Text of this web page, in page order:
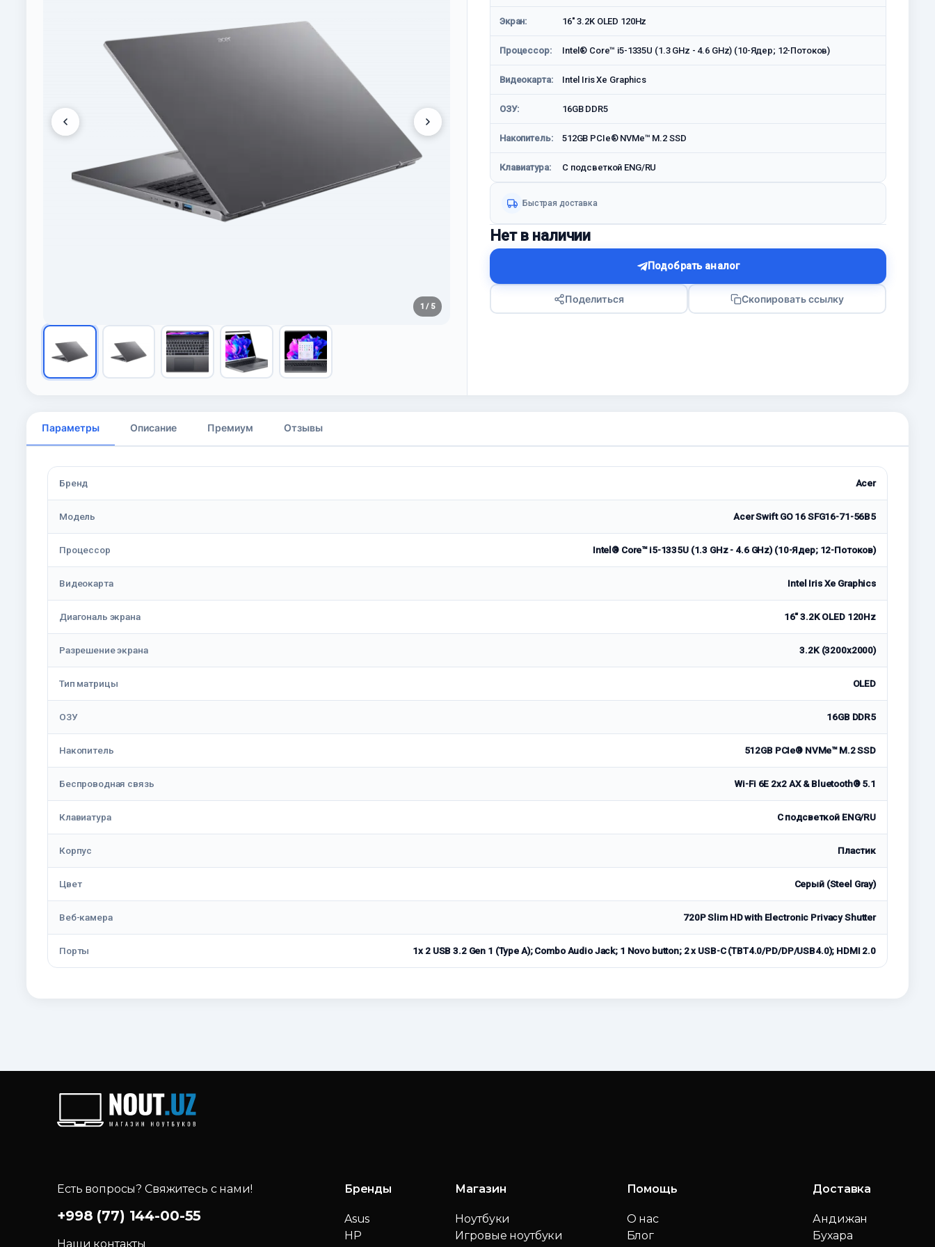
1 / 5
Экран: 16" 3.2K OLED 120Hz
Процессор: Intel® Core™ i5-1335U (1.3 GHz - 4.6 GHz) (10-Ядeр; 12-Потоков)
Видеокарта: Intel Iris Xe Graphics
ОЗУ: 16GB DDR5
Накопитель: 512GB PCIe® NVMe™ M.2 SSD
Клавиатура: С подсветкой ENG/RU
Быстрая доставка
Нет в наличии
Подобрать аналог
Поделиться Скопировать ссылку
Параметры Описание Премиум Отзывы
Бренд Acer
Модель Acer Swift GO 16 SFG16-71-56B5
Процессор Intel® Core™ i5-1335U (1.3 GHz - 4.6 GHz) (10-Ядeр; 12-Потоков)
Видеокарта Intel Iris Xe Graphics
Диагональ экрана 16" 3.2K OLED 120Hz
Разрешение экрана 3.2K (3200x2000)
Тип матрицы OLED
ОЗУ 16GB DDR5
Накопитель 512GB PCIe® NVMe™ M.2 SSD
Беспроводная связь Wi-Fi 6E 2x2 AX & Bluetooth® 5.1
Клавиатура С подсветкой ENG/RU
Корпус Пластик
Цвет Серый (Steel Gray)
Веб-камера 720P Slim HD with Electronic Privacy Shutter
Порты 1x 2 USB 3.2 Gen 1 (Type A); Combo Audio Jack; 1 Novo button; 2 x USB-C (TBT4.0/PD/DP/USB4.0); HDMI 2.0
Есть вопросы? Свяжитесь с нами!
+998 (77) 144-00-55
Наши контакты
Бренды
Asus
HP
Магазин
Ноутбуки
Игровые ноутбуки
Помощь
О нас
Блог
Доставка
Андижан
Бухара